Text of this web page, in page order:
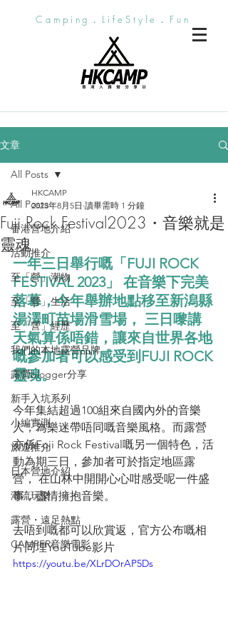
Camping．LifeStyle．Fun
文章
All Posts
香港營地介紹
活動推介
至「營」潮物
至「營」生活
至「營」經歷
我們的本地露營品牌
露營blogger分享
新手入坑系列
小編實測
旅遊推介
日本營地介紹
潮流玩樂
露營・遠足熱點
CAMPER音樂電影
All Posts
Fuji Rock Festival2023・音樂就是
靈魂
HKCAMP
2023年8月5日 讀畢需時 1 分鐘
一年三日舉行嘅「FUJI ROCK
FESTIVAL 2023」 在音樂下完美
落幕，今年舉辦地點移至新潟縣
湯澤町苗場滑雪場， 三日嚟講
天氣算係唔錯，讓來自世界各地
嘅參加者可以感受到FUJI ROCK
靈魂。
.
今年集結超過100組來自國內外的音樂
人，為樂迷帶唔同嘅音樂風格。而露營
亦係Fuji Rock Festival嘅另一個特色，活
動為期三日，參加者可於指定地區露
營， 在山林中開開心心咁感受呢一件盛
事，盡情擁抱音樂。
去唔到嘅都可以欣賞返，官方公布嘅相
片同埋YouTube影片
https://youtu.be/XLrDOrAP5Ds